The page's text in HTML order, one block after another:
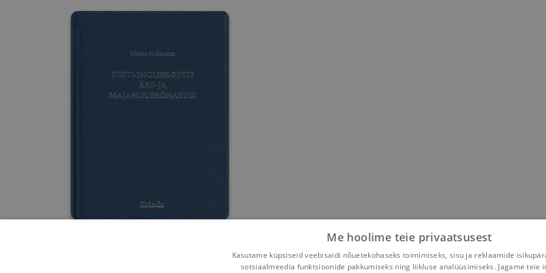
Me hoolime teie privaatsusest
Kasutame küpsiseid veebisaidi nõuetekohaseks toimimiseks, sisu ja reklaamide
sotsiaalmeedia funktsioonide pakkumiseks ning liikluse analüüsimiseks. Jagame teie